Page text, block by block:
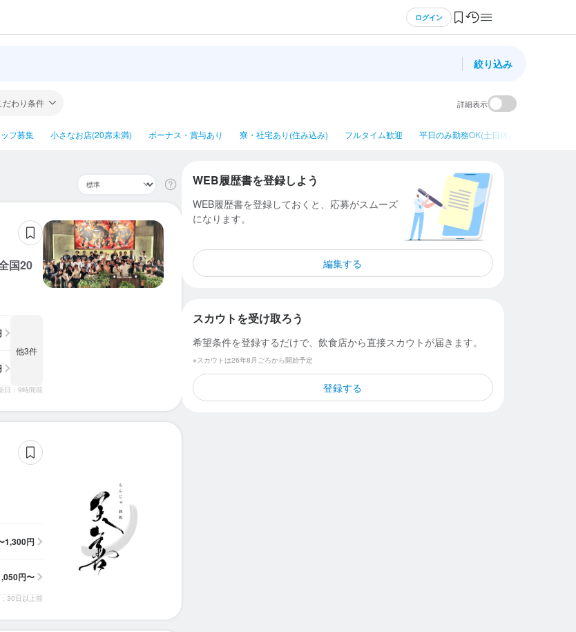
ログイン
絞り込み
だわり条件 詳細表示
フ募集 小さなお店(20席未満) ボーナス・賞与あり 寮・社宅あり(住み込み) フルタイム歓迎 平日のみ勤務OK(土日休み)
国20
他3件
日：9時間前
1,300円
円〜
30日以上前
WEB履歴書を登録しよう
WEB履歴書を登録しておくと、応募がスムーズ
になります。
編集する
スカウトを受け取ろう
希望条件を登録するだけで、飲食店から直接スカウトが届きます。
※スカウトは26年8月ごろから開始予定
登録する